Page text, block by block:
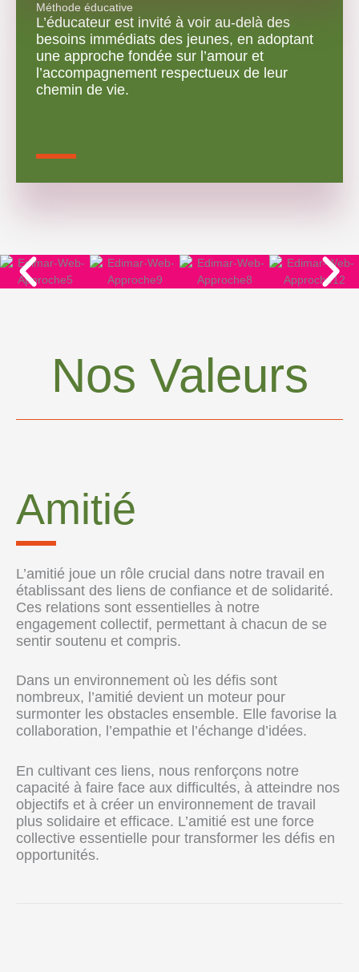
Méthode éducative
L’éducateur est invité à voir au-delà des
besoins immédiats des jeunes, en adoptant
une approche fondée sur l’amour et
l’accompagnement respectueux de leur
chemin de vie.
Nos Valeurs
Amitié
L’amitié joue un rôle crucial dans notre travail en
établissant des liens de confiance et de solidarité.
Ces relations sont essentielles à notre
engagement collectif, permettant à chacun de se
sentir soutenu et compris.
Dans un environnement où les défis sont
nombreux, l’amitié devient un moteur pour
surmonter les obstacles ensemble. Elle favorise la
collaboration, l’empathie et l’échange d’idées.
En cultivant ces liens, nous renforçons notre
capacité à faire face aux difficultés, à atteindre nos
objectifs et à créer un environnement de travail
plus solidaire et efficace. L’amitié est une force
collective essentielle pour transformer les défis en
opportunités.